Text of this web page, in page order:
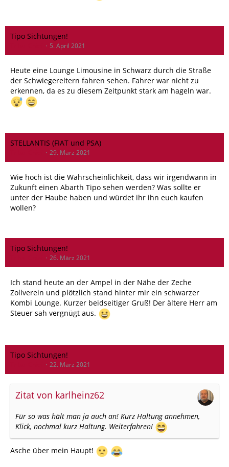
Tipo Sichtungen!
5. April 2021
Heute eine Lounge Limousine in Schwarz durch die Straße
der Schwiegereltern fahren sehen. Fahrer war nicht zu
erkennen, da es zu diesem Zeitpunkt stark am hageln war.
STELLANTIS (FIAT und PSA)
29. März 2021
Wie hoch ist die Wahrscheinlichkeit, dass wir irgendwann in
Zukunft einen Abarth Tipo sehen werden? Was sollte er
unter der Haube haben und würdet ihr ihn euch kaufen
wollen?
Tipo Sichtungen!
26. März 2021
Ich stand heute an der Ampel in der Nähe der Zeche
Zollverein und plötzlich stand hinter mir ein schwarzer
Kombi Lounge. Kurzer beidseitiger Gruß! Der ältere Herr am
Steuer sah vergnügt aus.
Tipo Sichtungen!
22. März 2021
Zitat von karlheinz62
Für so was hält man ja auch an! Kurz Haltung annehmen,
Klick, nochmal kurz Haltung. Weiterfahren!
Asche über mein Haupt!